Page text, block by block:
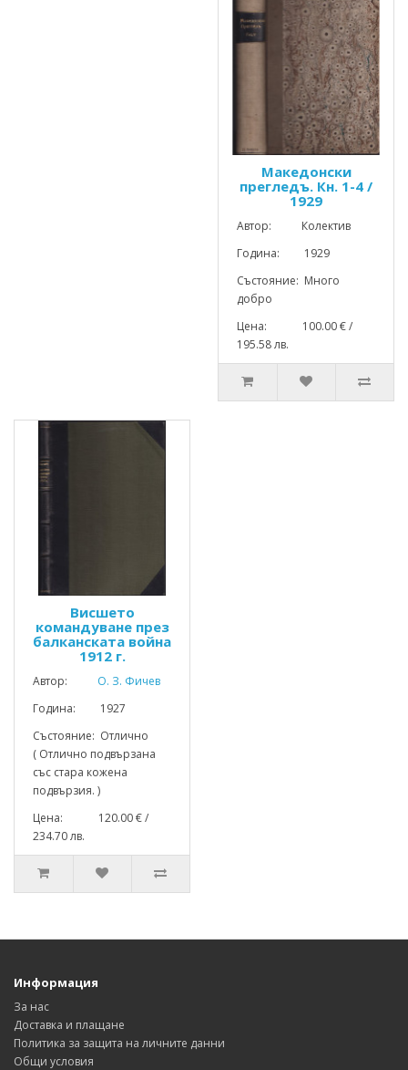
Македонски
прегледъ. Кн. 1-4 /
1929
Автор: Колектив
Година: 1929
Състояние: Много
добро
Цена: 100.00 € /
195.58 лв.
Висшето
командуване през
балканската война
1912 г.
Автор:
О. З. Фичев
Година: 1927
Състояние: Отлично
( Отлично подвързана
със стара кожена
подвързия. )
Цена: 120.00 € /
234.70 лв.
Информация
За нас
Доставка и плащане
Политика за защита на личните данни
Общи условия